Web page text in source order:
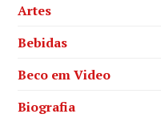
Artes
Bebidas
Beco em Video
Biografia